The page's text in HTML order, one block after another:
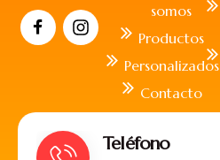
Teléfono
somos
Productos
Personalizados
Contacto